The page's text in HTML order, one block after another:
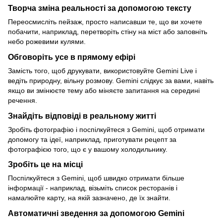
Творча зміна реальності за допомогою тексту
Переосмисліть пейзаж, просто написавши те, що ви хочете
побачити, наприклад, перетворіть стіну на міст або заповніть
небо рожевими кулями.
Обговоріть усе в прямому ефірі
Замість того, щоб друкувати, використовуйте Gemini Live і
ведіть природну, вільну розмову. Gemini слідкує за вами, навіть
якщо ви змінюєте тему або міняєте запитання на середині
речення.
Знайдіть відповіді в реальному житті
Зробіть фотографію і поспілкуйтеся з Gemini, щоб отримати
допомогу та ідеї, наприклад, приготувати рецепт за
фотографією того, що є у вашому холодильнику.
Зробіть це на місці
Поспілкуйтеся з Gemini, щоб швидко отримати більше
інформації - наприклад, візьміть список ресторанів і
намалюйте карту, на якій зазначено, де їх знайти.
Автоматичні зведення за допомогою Gemini